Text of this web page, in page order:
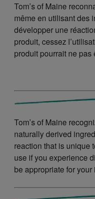
Tom’s of Maine
même en utilisant des
développer une
produit, cessez
produit pourrait ne
Tom’s of Maine
naturally derived
reaction that is unique
use if you experience
be appropriate for